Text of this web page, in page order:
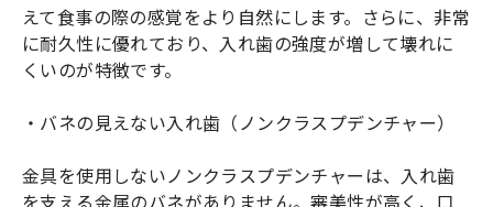
えて食事の際の感覚をより自然にします。さらに、非常
に耐久性に優れており、入れ歯の強度が増して壊れに
くいのが特徴です。
・バネの見えない入れ歯（ノンクラスプデンチャー）
金具を使用しないノンクラスプデンチャーは、入れ歯
を支える金属のバネがありません。審美性が高く、口